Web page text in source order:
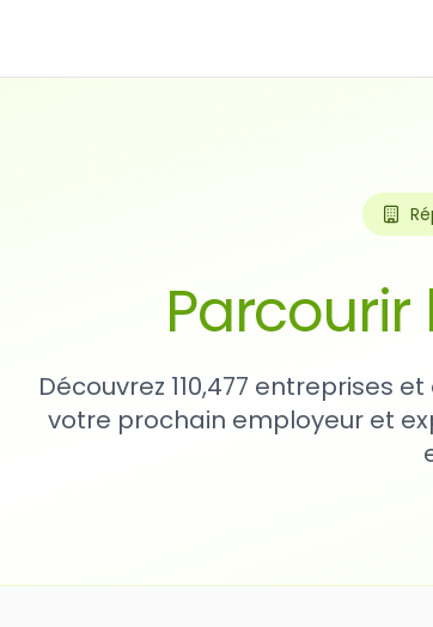
Découvrez 110,477 entreprises
votre prochain employeur et